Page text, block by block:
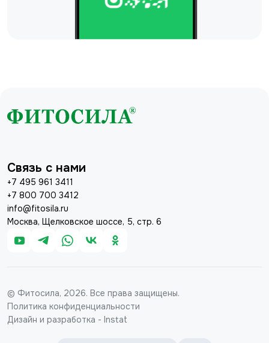
Связь с нами
+7 495 961 3411
+7 800 700 3412
info@fitosila.ru
Москва, Щелковское шоссе, 5, стр. 6
© Фитосила, 2026. Все права защищены.
Политика конфиденциальности
Дизайн и разработка - Instat